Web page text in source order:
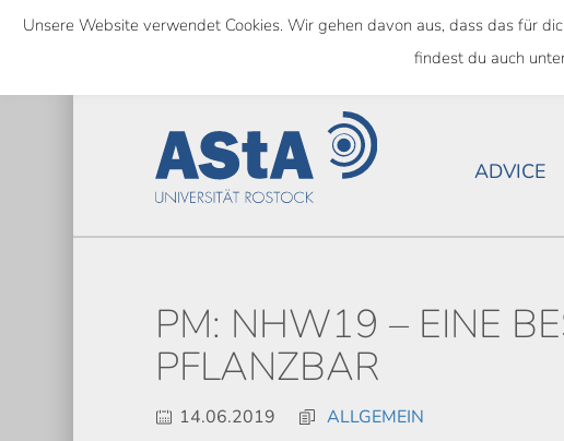
Skip
content
NATIONWIDE
ADVICE
PM: NHW19 – EINE
PFLANZBAR
14.06.2019 ALLGEMEIN
Unsere Website verwendet Cookies. Wir gehen davon aus, dass das für
findest du auch